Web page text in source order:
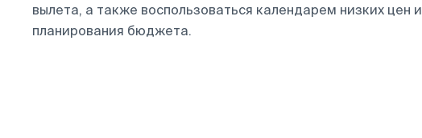
вылета, а также воспользоваться календарем низких цен и
планирования бюджета.